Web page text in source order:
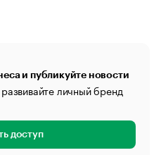
и публикуйте новости
личный бренд
доступ